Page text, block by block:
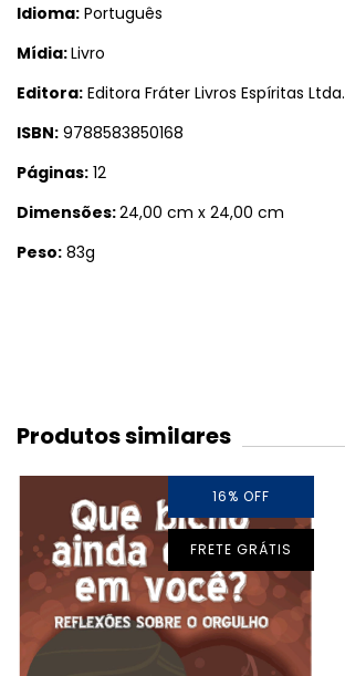
Idioma: Português
Mídia:Livro
Editora: Editora Fráter Livros Espíritas Ltda.
ISBN: 9788583850168
Páginas: 12
Dimensões:24,00 cm x 24,00 cm
Peso: 83g
Produtos similares
16% OFF
FRETE GRÁTIS